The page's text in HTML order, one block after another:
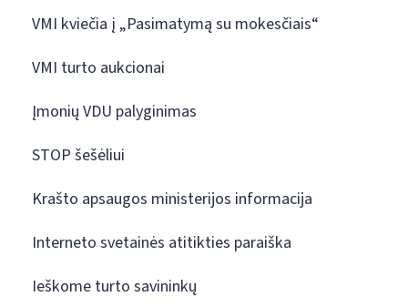
VMI kviečia į „Pasimatymą su mokesčiais“
VMI turto aukcionai
Įmonių VDU palyginimas
STOP šešėliui
Krašto apsaugos ministerijos informacija
Interneto svetainės atitikties paraiška
Ieškome turto savininkų